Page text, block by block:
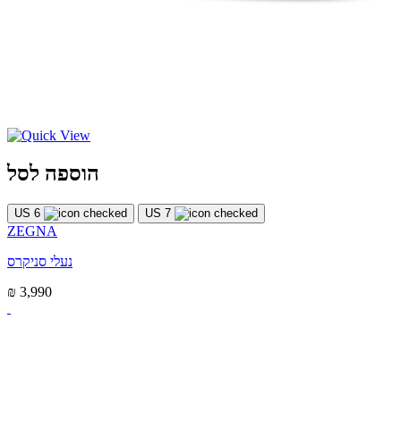
הוספה לסל
US 6 US 7
ZEGNA
נעלי סניקרס
₪ 3,990